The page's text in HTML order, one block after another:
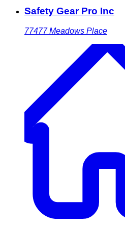
Safety Gear Pro Inc
77477 Meadows Place